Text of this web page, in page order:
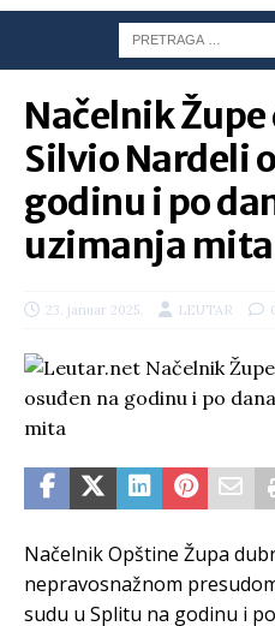
Načelnik
Silvio Nardeli
godinu i po
uzimanja mita
23. januar 2025. LEUTAR
Načelnik Opštine Župa
nepravosnažnom
sudu u Splitu na godinu i